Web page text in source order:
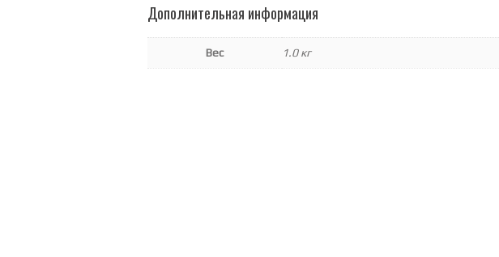
Дополнительная информация
Вес 1.0 кг